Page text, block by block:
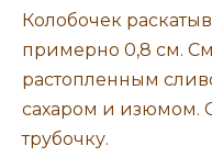
Колобочек
примерно 0,8 см.
растопленным
сахаром и изюмом.
трубочку.